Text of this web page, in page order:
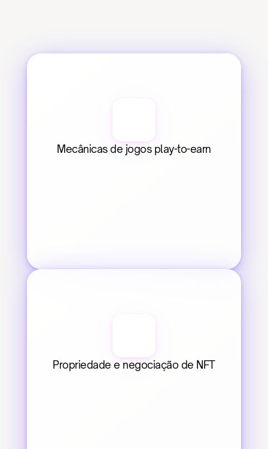
Mecânicas de jogos play-to-earn
Propriedade e negociação de NFT